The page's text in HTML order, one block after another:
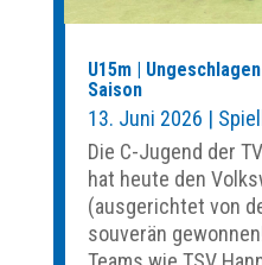
U15m |
Saison
13. Juni 2026 |
Die C-Jugend der
hat heute den
(ausgerichtet von
souverän